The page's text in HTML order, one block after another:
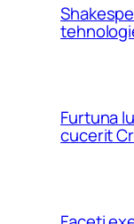
Furtuna
cucerit